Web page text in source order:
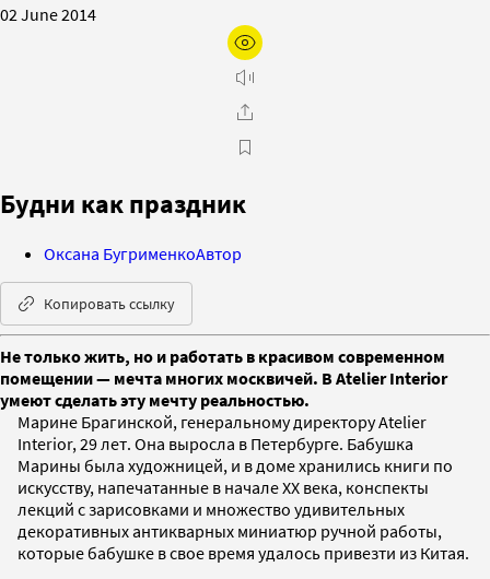
02 June 2014
Будни как праздник
Оксана БугрименкоАвтор
Копировать ссылку
Не только жить, но и работать в красивом современном
помещении — мечта многих москвичей. В Atelier Interior
умеют сделать эту мечту реальностью.
Марине Брагинской, генеральному директору Atelier
Interior, 29 лет. Она выросла в Петербурге. Бабушка
Марины была художницей, и в доме хранились книги по
искусству, напечатанные в начале XX века, конспекты
лекций с зарисовками и множество удивительных
декоративных антикварных миниатюр ручной работы,
которые бабушке в свое время удалось привезти из Китая.